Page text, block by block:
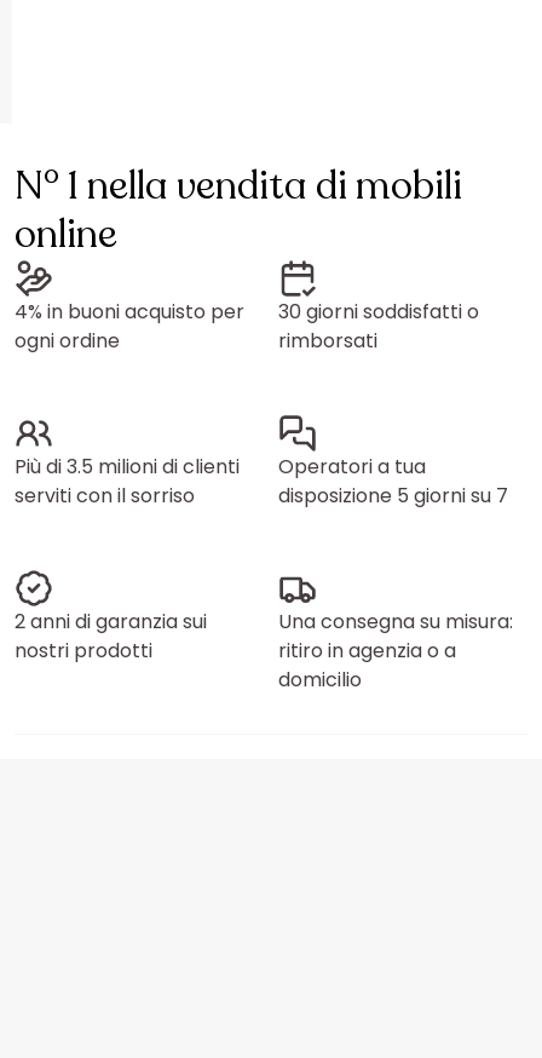
N° 1 nella vendita di mobili
online
4% in buoni acquisto per
ogni ordine
30 giorni soddisfatti o
rimborsati
Più di 3.5 milioni di clienti
serviti con il sorriso
Operatori a tua
disposizione 5 giorni su 7
2 anni di garanzia sui
nostri prodotti
Una consegna su misura:
ritiro in agenzia o a
domicilio